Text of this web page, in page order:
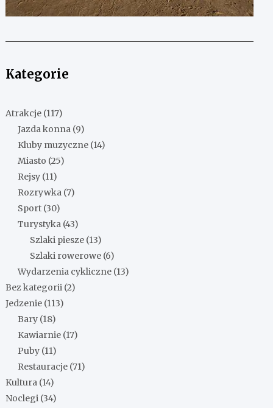
Kategorie
Atrakcje (117)
Jazda konna (9)
Kluby muzyczne (14)
Miasto (25)
Rejsy (11)
Rozrywka (7)
Sport (30)
Turystyka (43)
Szlaki piesze (13)
Szlaki rowerowe (6)
Wydarzenia cykliczne (13)
Bez kategorii (2)
Jedzenie (113)
Bary (18)
Kawiarnie (17)
Puby (11)
Restauracje (71)
Kultura (14)
Noclegi (34)